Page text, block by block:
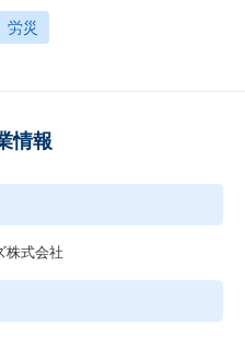
労災
情報
株式会社